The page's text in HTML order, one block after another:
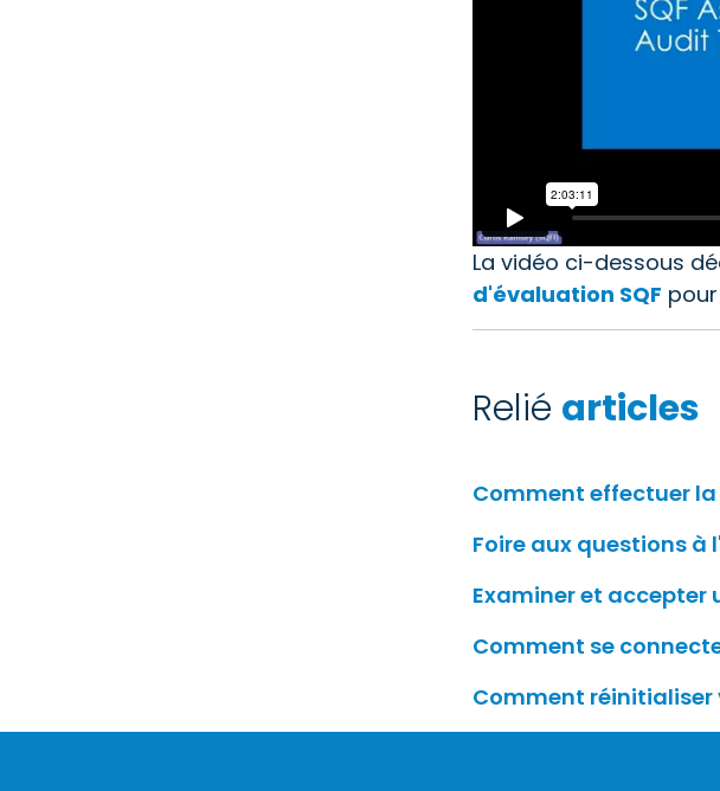
La vidéo ci-dessous
d'évaluation SQF
Relié articles
Comment effectuer
Foire aux questions
Examiner et accepter
Comment se
Comment